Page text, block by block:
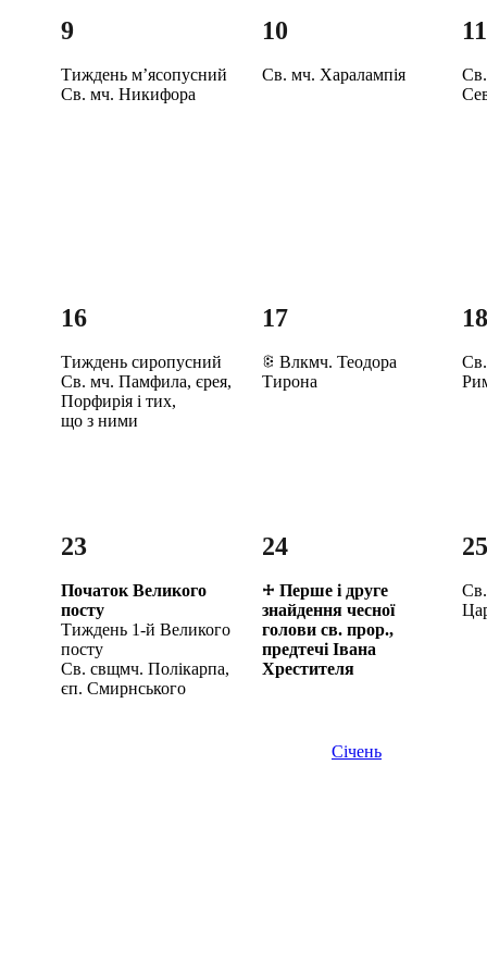
9
Тиждень м’ясопусний
Св. мч. Никифора
10
Св. мч. Харалампія
11
16
Тиждень сиропусний
Св. мч. Памфила, єрея,
Порфирія і тих,
що з ними
17
Влкмч. Теодора
Тирона
23
Початок Великого
посту
Тиждень 1-й Великого
посту
Св. свщмч. Полікарпа,
єп. Смирнського
24
Перше і друге
знайдення чесної
голови св. прор.,
предтечі Івана
Хрестителя
Св.
Січень